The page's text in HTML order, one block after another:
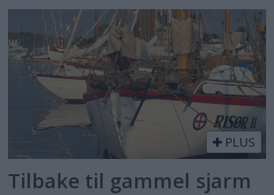
PLUS
Tilbake til gammel sjarm